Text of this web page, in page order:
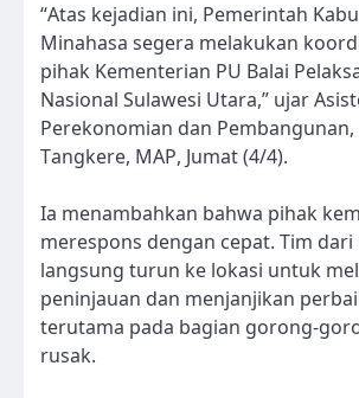
“Atas kejadian ini, Pemerintah
Minahasa segera melakukan
pihak Kementerian PU Balai
Nasional Sulawesi Utara,” ujar
Perekonomian dan
Tangkere, MAP, Jumat (4/4).
Ia menambahkan bahwa pihak
merespons dengan cepat. Tim dari
langsung turun ke lokasi untuk
peninjauan dan menjanjikan
terutama pada bagian gorong-
rusak.